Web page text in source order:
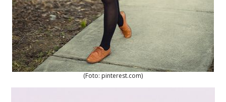
(Foto: pinterest.com)